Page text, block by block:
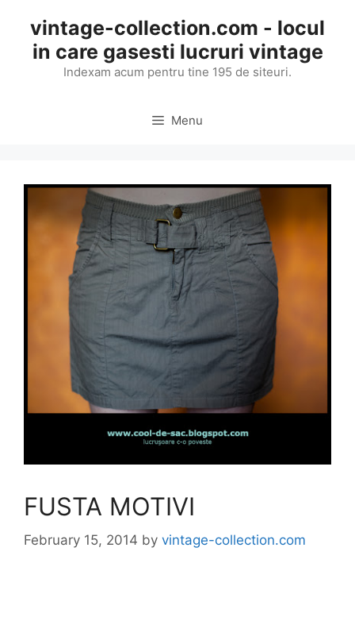
content
vintage-collection.com - locul
in care gasesti lucruri vintage
Indexam acum pentru tine 195 de siteuri.
Menu
FUSTA MOTIVI
February 15, 2014 by vintage-collection.com